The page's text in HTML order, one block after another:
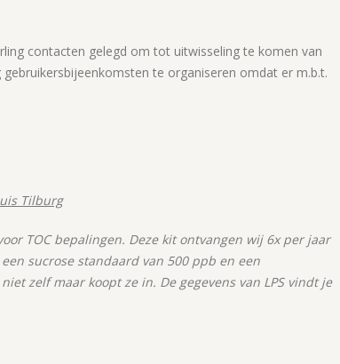
contacten gelegd om tot uitwisseling te komen van
te organiseren omdat er m.b.t.
Tilburg
TOC bepalingen. Deze kit ontvangen wij 6x per jaar
sucrose standaard van 500 ppb en een
zelf maar koopt ze in. De gegevens van LPS vindt je